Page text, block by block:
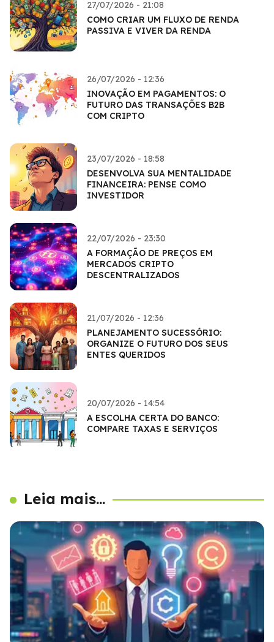
27/07/2026 - 21:08
COMO CRIAR UM FLUXO DE RENDA
PASSIVA E VIVER DA RENDA
26/07/2026 - 12:36
INOVAÇÃO EM PAGAMENTOS: O
FUTURO DAS TRANSAÇÕES B2B
COM CRIPTO
23/07/2026 - 18:58
DESENVOLVA SUA MENTALIDADE
FINANCEIRA: PENSE COMO
INVESTIDOR
22/07/2026 - 23:30
A FORMAÇÃO DE PREÇOS EM
MERCADOS CRIPTO
DESCENTRALIZADOS
21/07/2026 - 12:36
PLANEJAMENTO SUCESSÓRIO:
ORGANIZE O FUTURO DOS SEUS
ENTES QUERIDOS
20/07/2026 - 14:54
A ESCOLHA CERTA DO BANCO:
COMPARE TAXAS E SERVIÇOS
Leia mais...